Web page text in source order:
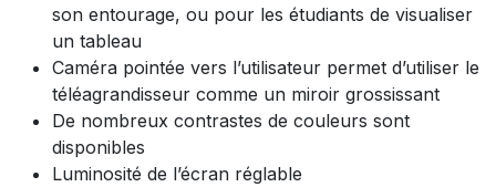
son entourage, ou pour les étudiants de visualiser
un tableau
Caméra pointée vers l’utilisateur permet d’utiliser le
téléagrandisseur comme un miroir grossissant
De nombreux contrastes de couleurs sont
disponibles
Luminosité de l’écran réglable